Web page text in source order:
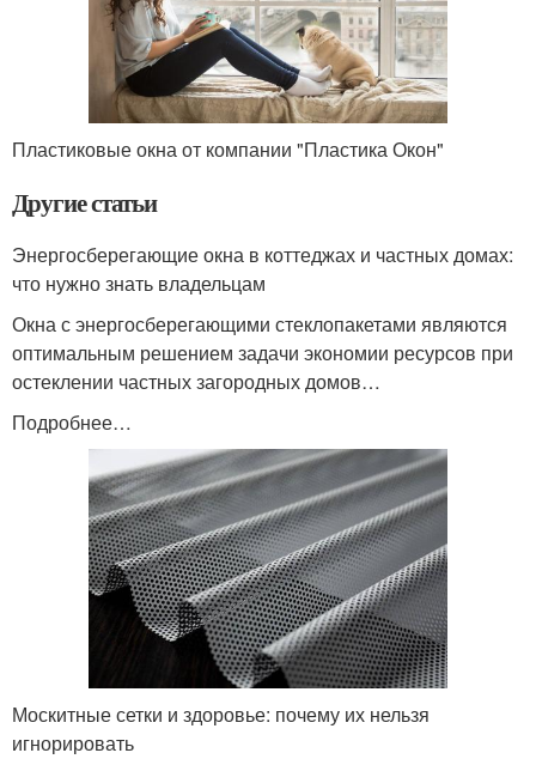
Пластиковые окна от компании "Пластика Окон"
Другие статьи
Энергосберегающие окна в коттеджах и частных домах:
что нужно знать владельцам
Окна с энергосберегающими стеклопакетами являются
оптимальным решением задачи экономии ресурсов при
остеклении частных загородных домов…
Подробнее…
Москитные сетки и здоровье: почему их нельзя
игнорировать